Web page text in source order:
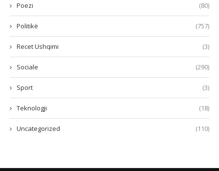
Poezi (80)
Politikë (757)
Recet Ushqimi (3)
Sociale (290)
Sport (3)
Teknologji (18)
Uncategorized (110)